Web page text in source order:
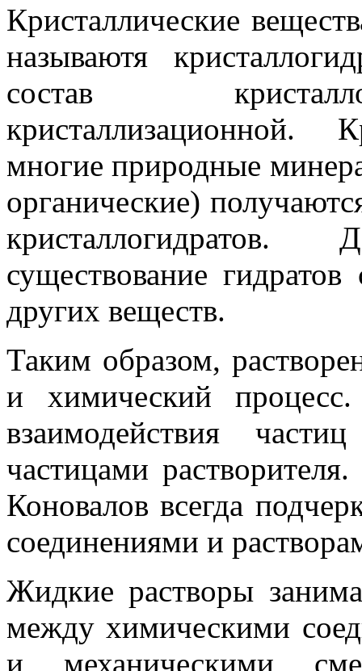
Кристаллические
называютя
состав
кристаллизационной.
многие природные
органические)
существование
других веществ.
Таким образом,
и химиче­ский
взаимодействия
частицами
Коновалов всегда
соединениями и
Жидкие растворы
между химическими
и механическими